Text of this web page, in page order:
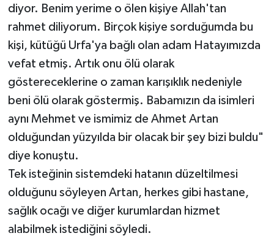
diyor. Benim yerime o ölen kişiye Allah'tan
rahmet diliyorum. Birçok kişiye sorduğumda bu
kişi, kütüğü Urfa'ya bağlı olan adam Hatayımızda
vefat etmiş. Artık onu ölü olarak
göstereceklerine o zaman karışıklık nedeniyle
beni ölü olarak göstermiş. Babamızın da isimleri
aynı Mehmet ve ismimiz de Ahmet Artan
olduğundan yüzyılda bir olacak bir şey bizi buldu"
diye konuştu.
Tek isteğinin sistemdeki hatanın düzeltilmesi
olduğunu söyleyen Artan, herkes gibi hastane,
sağlık ocağı ve diğer kurumlardan hizmet
alabilmek istediğini söyledi.